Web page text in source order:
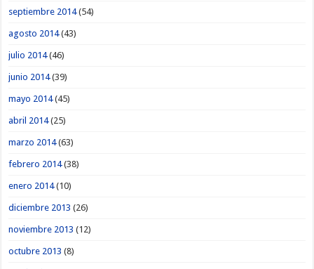
septiembre 2014(54)
agosto 2014(43)
julio 2014(46)
junio 2014(39)
mayo 2014(45)
abril 2014(25)
marzo 2014(63)
febrero 2014(38)
enero 2014(10)
diciembre 2013 (26)
noviembre 2013 (12)
octubre 2013 (8)